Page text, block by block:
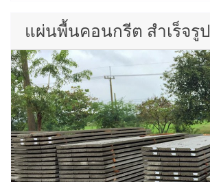
แผ่นพื้นคอนกรีต สำเร็จรูป